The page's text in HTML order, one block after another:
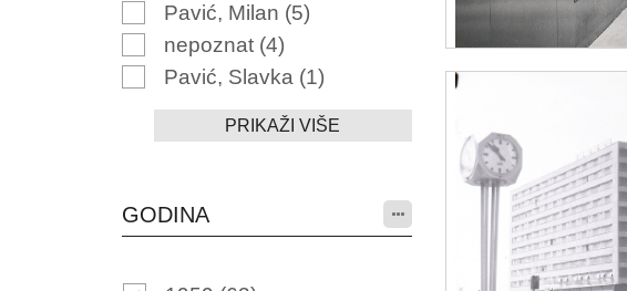
Pavić, Milan (5)
nepoznat (4)
Pavić, Slavka (1)
PRIKAŽI VIŠE
GODINA